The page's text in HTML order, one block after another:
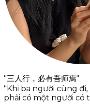
"三人行，必有吾师焉"
"Khi ba người cùng đi,
phải có một người có